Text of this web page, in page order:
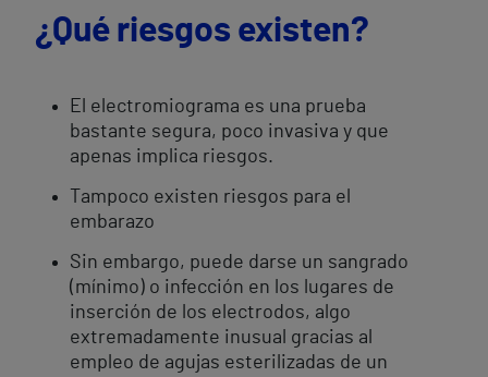
¿Qué riesgos existen?
El electromiograma es una prueba
bastante segura, poco invasiva y que
apenas implica riesgos.
Tampoco existen riesgos para el
embarazo
Sin embargo, puede darse un sangrado
(mínimo) o infección en los lugares de
inserción de los electrodos, algo
extremadamente inusual gracias al
empleo de agujas esterilizadas de un